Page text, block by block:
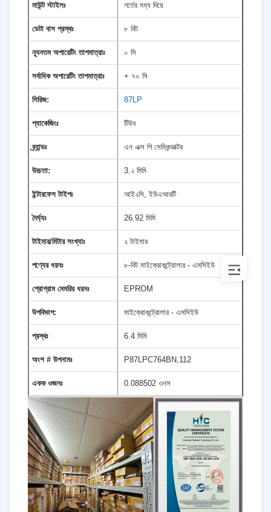
মাউন্ট স্টাইলঃ গর্তের মধ্য দিয়ে
ডেটা বাস প্রস্থঃ ৮ বিট
ন্যূনতম অপারেটিং তাপমাত্রাঃ ০ সি
সর্বাধিক অপারেটিং তাপমাত্রাঃ + ৭০ সি
সিরিজ: 87LP
প্যাকেজিংঃ টিউব
ব্র্যান্ডঃ এন এক্স পি সেমিকন্ডাক্টর
উচ্চতা: 3.২ মিমি
ইন্টারফেস টাইপঃ আই২সি, ইউএআরটি
দৈর্ঘ্যঃ 26.92 মিমি
টাইমার/মিটার সংখ্যাঃ ২ টাইমার
পণ্যের ধরনঃ ৮-বিট মাইক্রোকন্ট্রোলার - এমসিইউ
প্রোগ্রাম মেমরির ধরনঃ EPROM
উপবিভাগ: মাইক্রোকন্ট্রোলার - এমসিইউ
প্রস্থঃ 6.4 মিমি
অংশ # উপনামঃ P87LPC764BN,112
একক ওজনঃ 0.088502 ওনস